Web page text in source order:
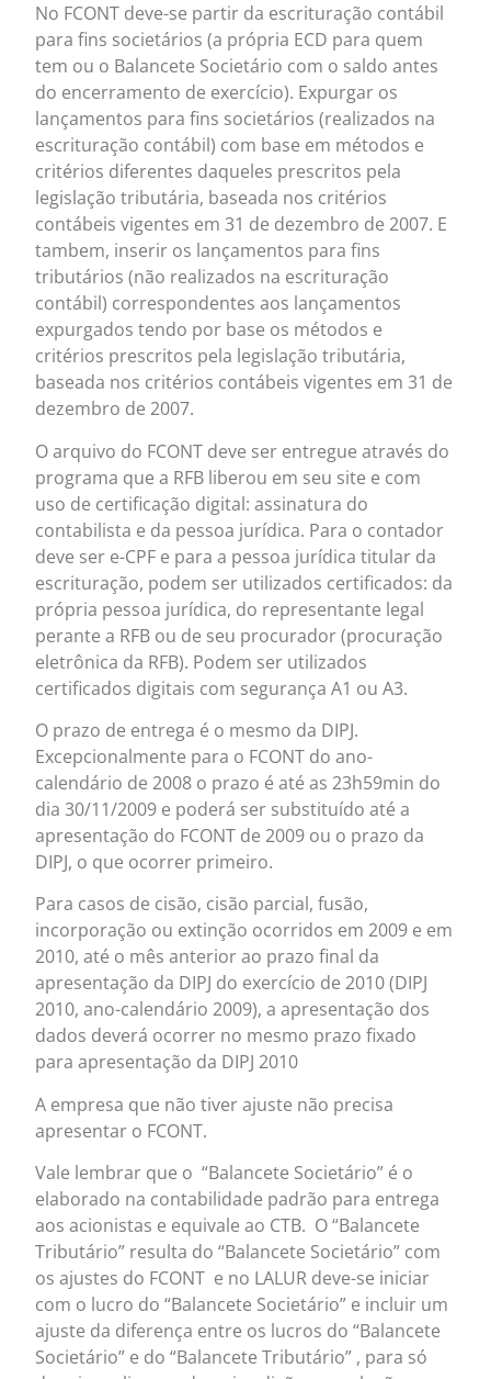
No FCONT deve-se partir da escrituração contábil
para fins societários (a própria ECD para quem
tem ou o Balancete Societário com o saldo antes
do encerramento de exercício). Expurgar os
lançamentos para fins societários (realizados na
escrituração contábil) com base em métodos e
critérios diferentes daqueles prescritos pela
legislação tributária, baseada nos critérios
contábeis vigentes em 31 de dezembro de 2007. E
tambem, inserir os lançamentos para fins
tributários (não realizados na escrituração
contábil) correspondentes aos lançamentos
expurgados tendo por base os métodos e
critérios prescritos pela legislação tributária,
baseada nos critérios contábeis vigentes em 31 de
dezembro de 2007.
O arquivo do FCONT deve ser entregue através do
programa que a RFB liberou em seu site e com
uso de certificação digital: assinatura do
contabilista e da pessoa jurídica. Para o contador
deve ser e-CPF e para a pessoa jurídica titular da
escrituração, podem ser utilizados certificados: da
própria pessoa jurídica, do representante legal
perante a RFB ou de seu procurador (procuração
eletrônica da RFB). Podem ser utilizados
certificados digitais com segurança A1 ou A3.
O prazo de entrega é o mesmo da DIPJ.
Excepcionalmente para o FCONT do ano-
calendário de 2008 o prazo é até as 23h59min do
dia 30/11/2009 e poderá ser substituído até a
apresentação do FCONT de 2009 ou o prazo da
DIPJ, o que ocorrer primeiro.
Para casos de cisão, cisão parcial, fusão,
incorporação ou extinção ocorridos em 2009 e em
2010, até o mês anterior ao prazo final da
apresentação da DIPJ do exercício de 2010 (DIPJ
2010, ano-calendário 2009), a apresentação dos
dados deverá ocorrer no mesmo prazo fixado
para apresentação da DIPJ 2010
A empresa que não tiver ajuste não precisa
apresentar o FCONT.
Vale lembrar que o “Balancete Societário” é o
elaborado na contabilidade padrão para entrega
aos acionistas e equivale ao CTB. O “Balancete
Tributário” resulta do “Balancete Societário” com
os ajustes do FCONT e no LALUR deve-se iniciar
com o lucro do “Balancete Societário” e incluir um
ajuste da diferença entre os lucros do “Balancete
Societário” e do “Balancete Tributário” , para só